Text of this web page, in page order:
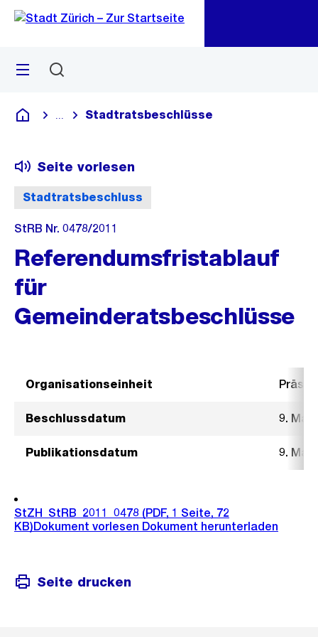
Navigation
Sprunglink
Menü
Deutsch
Blende alle Breadcrumbs ein
Stadtratsbeschlüsse
Stadtratsbeschluss
Seite vorlesen
StRB Nr. 0478/2011
Referendumsfristablauf
für
Gemeinderatsbeschlüsse
Organisationseinheit
Beschlussdatum 9. Mai
Publikationsdatum 9. Mai
StZH_StRB_2011_0478 (PDF, 1 Seite, 72
KB)Dokument vorlesen Dokument herunterladen
Seite drucken